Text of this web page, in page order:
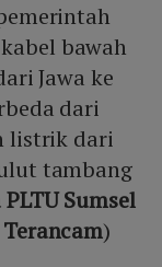
bawah
Jawa ke
dari
listrik dari
tambang
Sumsel
)